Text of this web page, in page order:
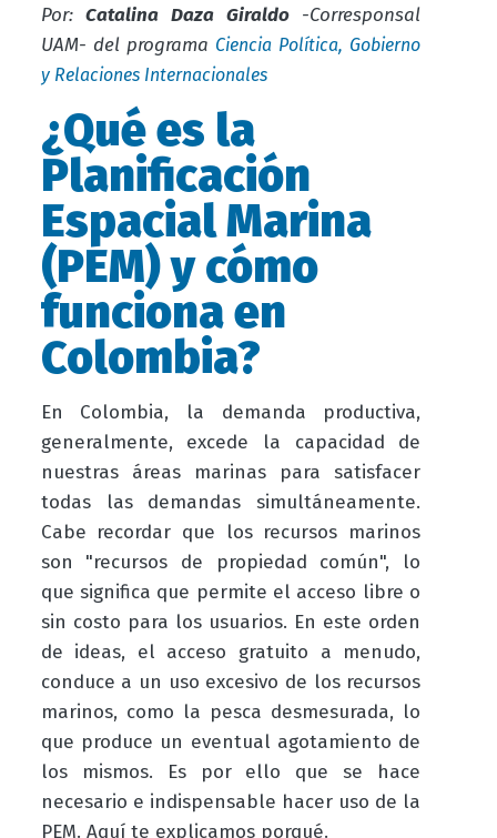
Por: Catalina Daza Giraldo -Corresponsal
UAM- del programa Ciencia Política, Gobierno
y Relaciones Internacionales
¿Qué es la
Planificación
Espacial Marina
(PEM) y cómo
funciona en
Colombia?
En Colombia, la demanda productiva,
generalmente, excede la capacidad de
nuestras áreas marinas para satisfacer
todas las demandas simultáneamente.
Cabe recordar que los recursos marinos
son "recursos de propiedad común", lo
que significa que permite el acceso libre o
sin costo para los usuarios. En este orden
de ideas, el acceso gratuito a menudo,
conduce a un uso excesivo de los recursos
marinos, como la pesca desmesurada, lo
que produce un eventual agotamiento de
los mismos. Es por ello que se hace
necesario e indispensable hacer uso de la
PEM. Aquí te explicamos porqué.